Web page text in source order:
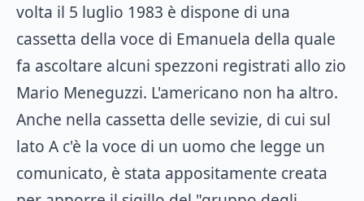
volta il 5 luglio 1983 è dispone di una
cassetta della voce di Emanuela della quale
fa ascoltare alcuni spezzoni registrati allo zio
Mario Meneguzzi. L'americano non ha altro.
Anche nella cassetta delle sevizie, di cui sul
lato A c'è la voce di un uomo che legge un
comunicato, è stata appositamente creata